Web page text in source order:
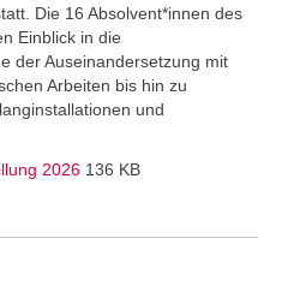
Die 16 Absolvent*innen des
Einblick in die
der Auseinandersetzung mit
Arbeiten bis hin zu
und
2026 136 KB